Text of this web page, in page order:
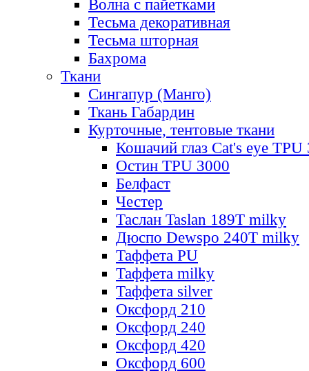
Волна с пайетками
Тесьма декоративная
Тесьма шторная
Бахрома
Ткани
Сингапур (Манго)
Ткань Габардин
Курточные, тентовые ткани
Кошачий глаз Cat's eye TPU
Остин TPU 3000
Белфаст
Честер
Таслан Taslan 189T milky
Дюспо Dewspo 240T milky
Таффета PU
Таффета milky
Таффета silver
Оксфорд 210
Оксфорд 240
Оксфорд 420
Оксфорд 600